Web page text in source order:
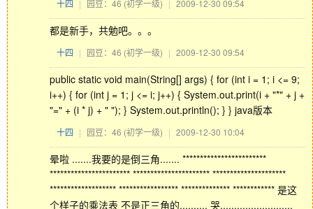
十四 | 园豆：46 (初学一级) | 2009-12-30 09:54
都是新手，共勉吧。。。
十四 | 园豆：46 (初学一级) | 2009-12-30 09:54
public static void main(String[] args) { for (int i = 1; i <= 9;
i++) { for (int j = 1; j <= i; j++) { System.out.print(i + "*" + j +
"=" + (i * j) + " "); } System.out.println(); } } java版本
十四 | 园豆：46 (初学一级) | 2009-12-30 10:04
晕啦 .......我要的是倒三角....... ************************
*********************** ********************** *********************
******************* ***************** ************** ************ 是这
个样子的乘法表 不是正三角的.......... 哭..........................